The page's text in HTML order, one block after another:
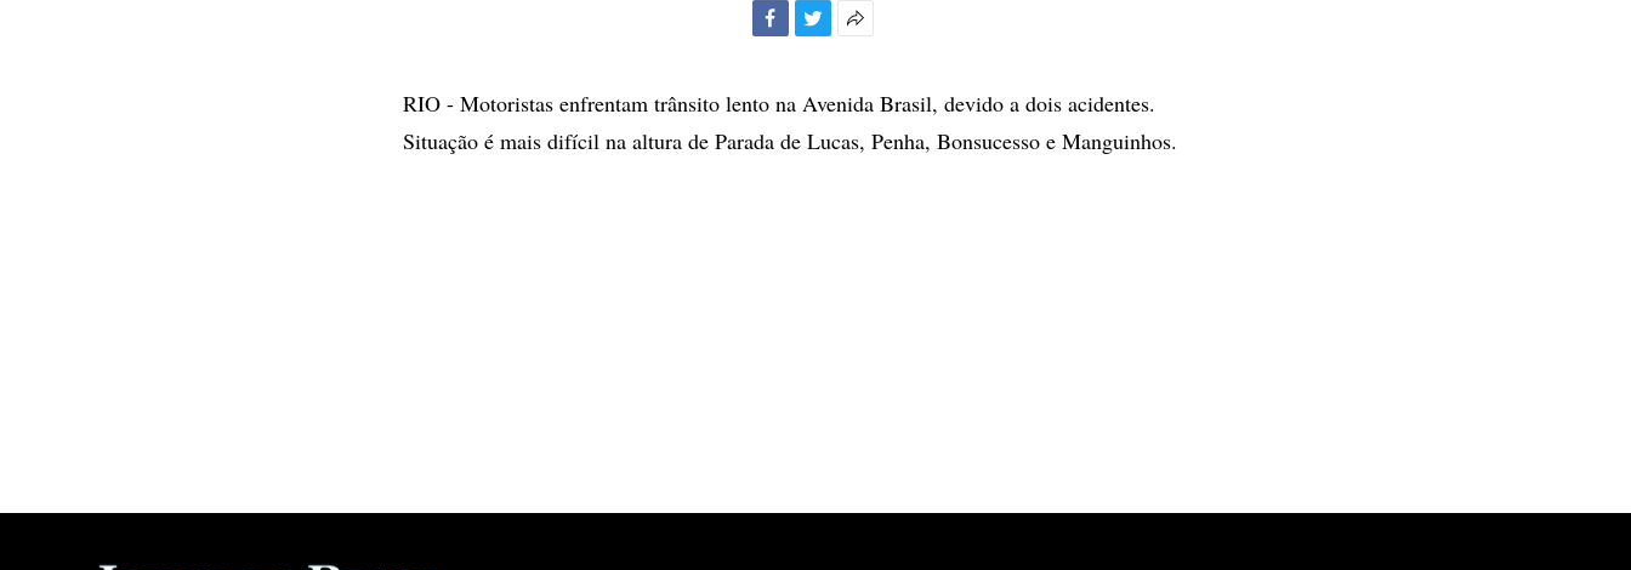
compartilhamento
RIO - Motoristas enfrentam trânsito lento na Avenida Brasil, devido a dois acidentes.
Situação é mais difícil na altura de Parada de Lucas, Penha, Bonsucesso e Manguinhos.